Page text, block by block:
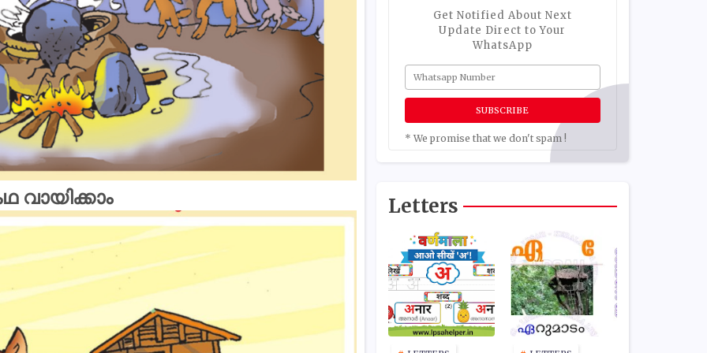
വായിക്കാം
Get Notified About Next
Update Direct to Your
WhatsApp
* We promise that we don't spam !
Letters